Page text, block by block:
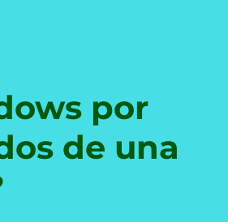
por
de una